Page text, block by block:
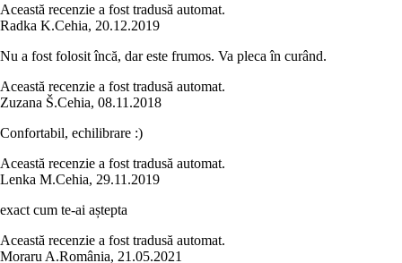
Această recenzie a fost tradusă automat.
Radka K.Cehia, 20.12.2019
Nu a fost folosit încă, dar este frumos. Va pleca în curând.
Această recenzie a fost tradusă automat.
Zuzana Š.Cehia, 08.11.2018
Confortabil, echilibrare :)
Această recenzie a fost tradusă automat.
Lenka M.Cehia, 29.11.2019
exact cum te-ai aștepta
Această recenzie a fost tradusă automat.
Moraru A.România, 21.05.2021